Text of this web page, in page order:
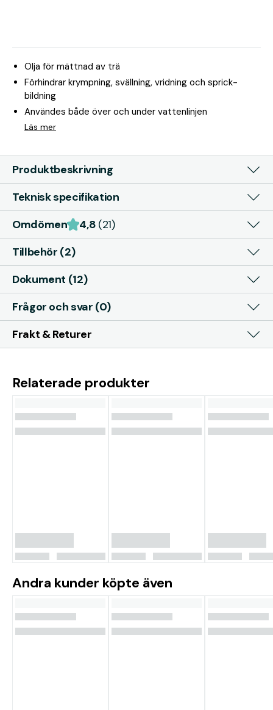
Olja för mättnad av trä
Förhindrar krympning, svällning, vridning och sprick-
bildning
Användes både över och under vattenlinjen
Läs mer
Produktbeskrivning
Teknisk specifikation
Omdömen
4,8 (21)
Tillbehör (2)
Dokument (12)
Frågor och svar (0)
Frakt & Returer
Relaterade produkter
Andra kunder köpte även